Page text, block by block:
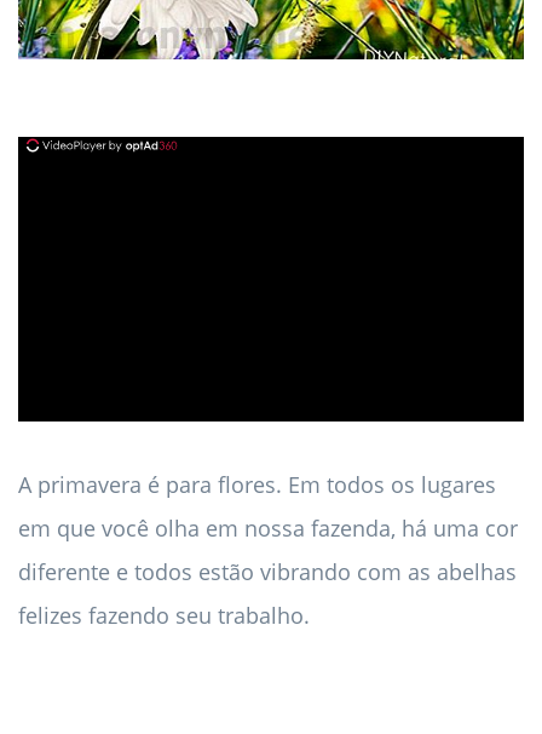
A primavera é para flores. Em todos os lugares
em que você olha em nossa fazenda, há uma cor
diferente e todos estão vibrando com as abelhas
felizes fazendo seu trabalho.